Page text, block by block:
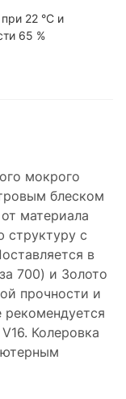
22 °C и
65 %
мокрого
блеском
материала
структуру с
в
700) и Золото
прочности и
рекомендуется
Колеровка